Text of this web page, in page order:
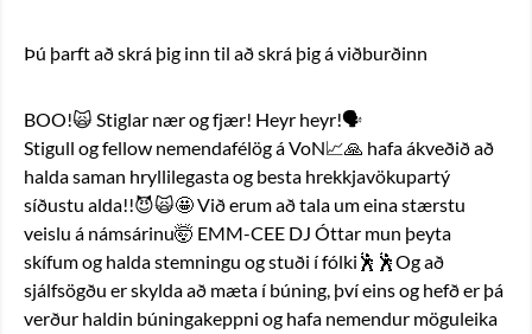
Þú þarft að skrá þig inn til að skrá þig á viðburðinn
BOO!🙀 Stiglar nær og fjær! Heyr heyr!🗣️
Stigull og fellow nemendafélög á VoN📈🙏 hafa ákveðið að
halda saman hryllilegasta og besta hrekkjavökupartý
síðustu alda!!😈🙀🤩 Við erum að tala um eina stærstu
veislu á námsárinu🤯 EMM-CEE DJ Óttar mun þeyta
skífum og halda stemningu og stuði í fólki🕺🕺Og að
sjálfsögðu er skylda að mæta í búning, því eins og hefð er þá
verður haldin búningakeppni og hafa nemendur möguleika